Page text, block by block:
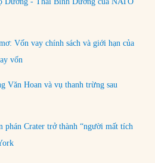
Vốn vay chính sách và giới hạn của
vốn
Văn Hoan và vụ thanh trừng sau
phán Crater trở thành “người mất tích